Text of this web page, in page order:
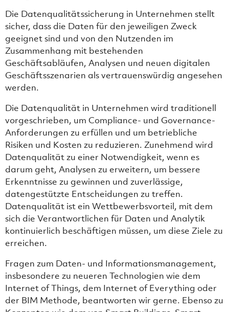
Die Datenqualitätssicherung in Unternehmen stellt
sicher, dass die Daten für den jeweiligen Zweck
geeignet sind und von den Nutzenden im
Zusammenhang mit bestehenden
Geschäftsabläufen, Analysen und neuen digitalen
Geschäftsszenarien als vertrauenswürdig angesehen
werden.
Die Datenqualität in Unternehmen wird traditionell
vorgeschrieben, um Compliance- und Governance-
Anforderungen zu erfüllen und um betriebliche
Risiken und Kosten zu reduzieren. Zunehmend wird
Datenqualität zu einer Notwendigkeit, wenn es
darum geht, Analysen zu erweitern, um bessere
Erkenntnisse zu gewinnen und zuverlässige,
datengestützte Entscheidungen zu treffen.
Datenqualität ist ein Wettbewerbsvorteil, mit dem
sich die Verantwortlichen für Daten und Analytik
kontinuierlich beschäftigen müssen, um diese Ziele zu
erreichen.
Fragen zum Daten- und Informationsmanagement,
insbesondere zu neueren Technologien wie dem
Internet of Things, dem Internet of Everything oder
der BIM Methode, beantworten wir gerne. Ebenso zu